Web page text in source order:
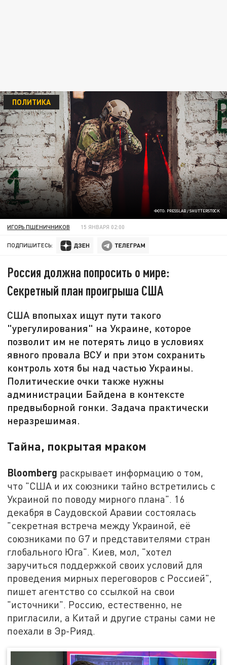
ФОТО: PRESSLAB / SHUTTERSTOCK
ПОЛИТИКА
ИГОРЬ ПШЕНИЧНИКОВ 15 ЯНВАРЯ 02:00
ПОДПИШИТЕСЬ:
Россия должна попросить о мире:
Секретный план проигрыша США
США впопыхах ищут пути такого
"урегулирования" на Украине, которое
позволит им не потерять лицо в условиях
явного провала ВСУ и при этом сохранить
контроль хотя бы над частью Украины.
Политические очки также нужны
администрации Байдена в контексте
предвыборной гонки. Задача практически
неразрешимая.
Тайна, покрытая мраком
Bloomberg раскрывает информацию о том,
что "США и их союзники тайно встретились с
Украиной по поводу мирного плана". 16
декабря в Саудовской Аравии состоялась
"секретная встреча между Украиной, её
союзниками по G7 и представителями стран
глобального Юга". Киев, мол, "хотел
заручиться поддержкой своих условий для
проведения мирных переговоров с Россией",
пишет агентство со ссылкой на свои
"источники". Россию, естественно, не
пригласили, а Китай и другие страны сами не
поехали в Эр-Рияд.